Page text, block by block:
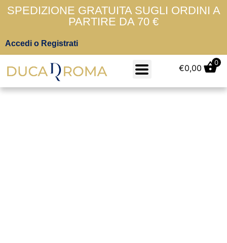
SPEDIZIONE GRATUITA SUGLI ORDINI A
PARTIRE DA 70 €
Accedi o Registrati
€0,00
0